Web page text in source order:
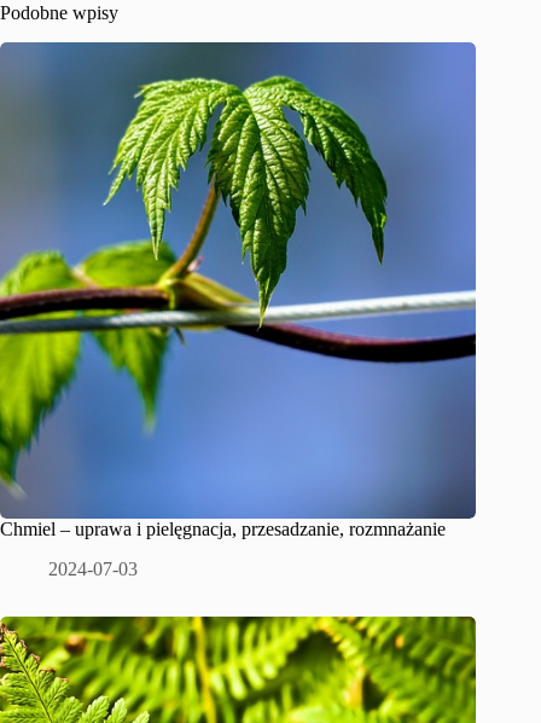
Podobne wpisy
Chmiel – uprawa i pielęgnacja, przesadzanie, rozmnażanie
2024-07-03